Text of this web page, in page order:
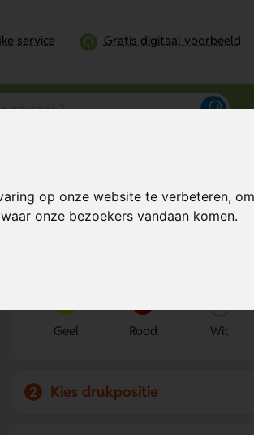
op onze website te verbeteren,
onze bezoekers vandaan komen.
service Gratis digitaal voorbeeld
mijn prijs Al vanaf€
Geel Rood Wit
2 Kies drukpositie